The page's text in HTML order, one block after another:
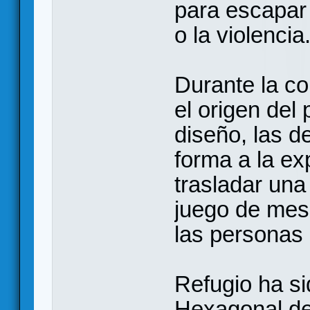
para
o la violencia.
Durante la
el origen del
diseño, las
forma a la
trasladar
juego de
las
Refugio ha